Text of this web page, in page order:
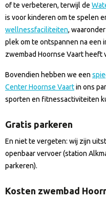
of te verbeteren, terwijl de
is voor kinderen om te spelen
wellnessfaciliteiten,
plek om te ontspannen na een
zwembad Hoornse Vaart heeft
Bovendien hebben we een
Center Hoornse Vaartin ons
sporten en fitnessactiviteiten
Gratis parkeren
En niet te vergeten: wij zijn
openbaar vervoer (station
parkeren).
Kosten zwembad